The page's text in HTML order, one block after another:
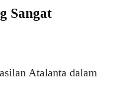
Sangat
Atalanta dalam